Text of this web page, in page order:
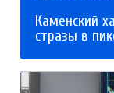
Каменский
стразы в